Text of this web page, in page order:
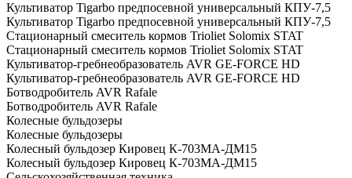
Культиватор Tigarbo предпосевной универсальный КПУ-7,5
Культиватор Tigarbo предпосевной универсальный КПУ-7,5
Стационарный смеситель кормов Trioliet Solomix STAT
Стационарный смеситель кормов Trioliet Solomix STAT
Культиватор-гребнеобразователь AVR GE-FORCE HD
Культиватор-гребнеобразователь AVR GE-FORCE HD
Ботводробитель AVR Rafale
Ботводробитель AVR Rafale
Колесные бульдозеры
Колесные бульдозеры
Колесный бульдозер Кировец К-703МА-ДМ15
Колесный бульдозер Кировец К-703МА-ДМ15